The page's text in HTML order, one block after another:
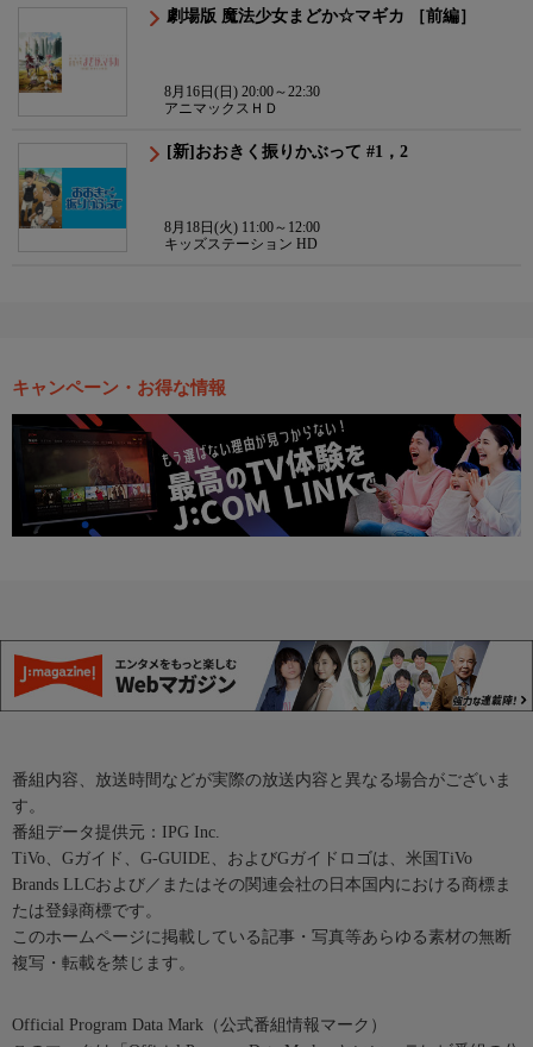
劇場版 魔法少女まどか☆マギカ ［前編］
8月16日(日) 20:00～22:30
アニマックスＨＤ
[新]おおきく振りかぶって #1，2
8月18日(火) 11:00～12:00
キッズステーション HD
キャンペーン・お得な情報
番組内容、放送時間などが実際の放送内容と異なる場合がございま
す。
番組データ提供元：IPG Inc.
TiVo、Gガイド、G-GUIDE、およびGガイドロゴは、米国TiVo
Brands LLCおよび／またはその関連会社の日本国内における商標ま
たは登録商標です。
このホームページに掲載している記事・写真等あらゆる素材の無断
複写・転載を禁じます。
Official Program Data Mark（公式番組情報マーク）